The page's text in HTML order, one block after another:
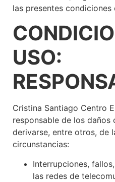
las presentes condiciones
USO:
Cristina Santiago Centro
responsable de los
derivarse, entre otros, de
circunstancias:
Interrupciones,
las redes de